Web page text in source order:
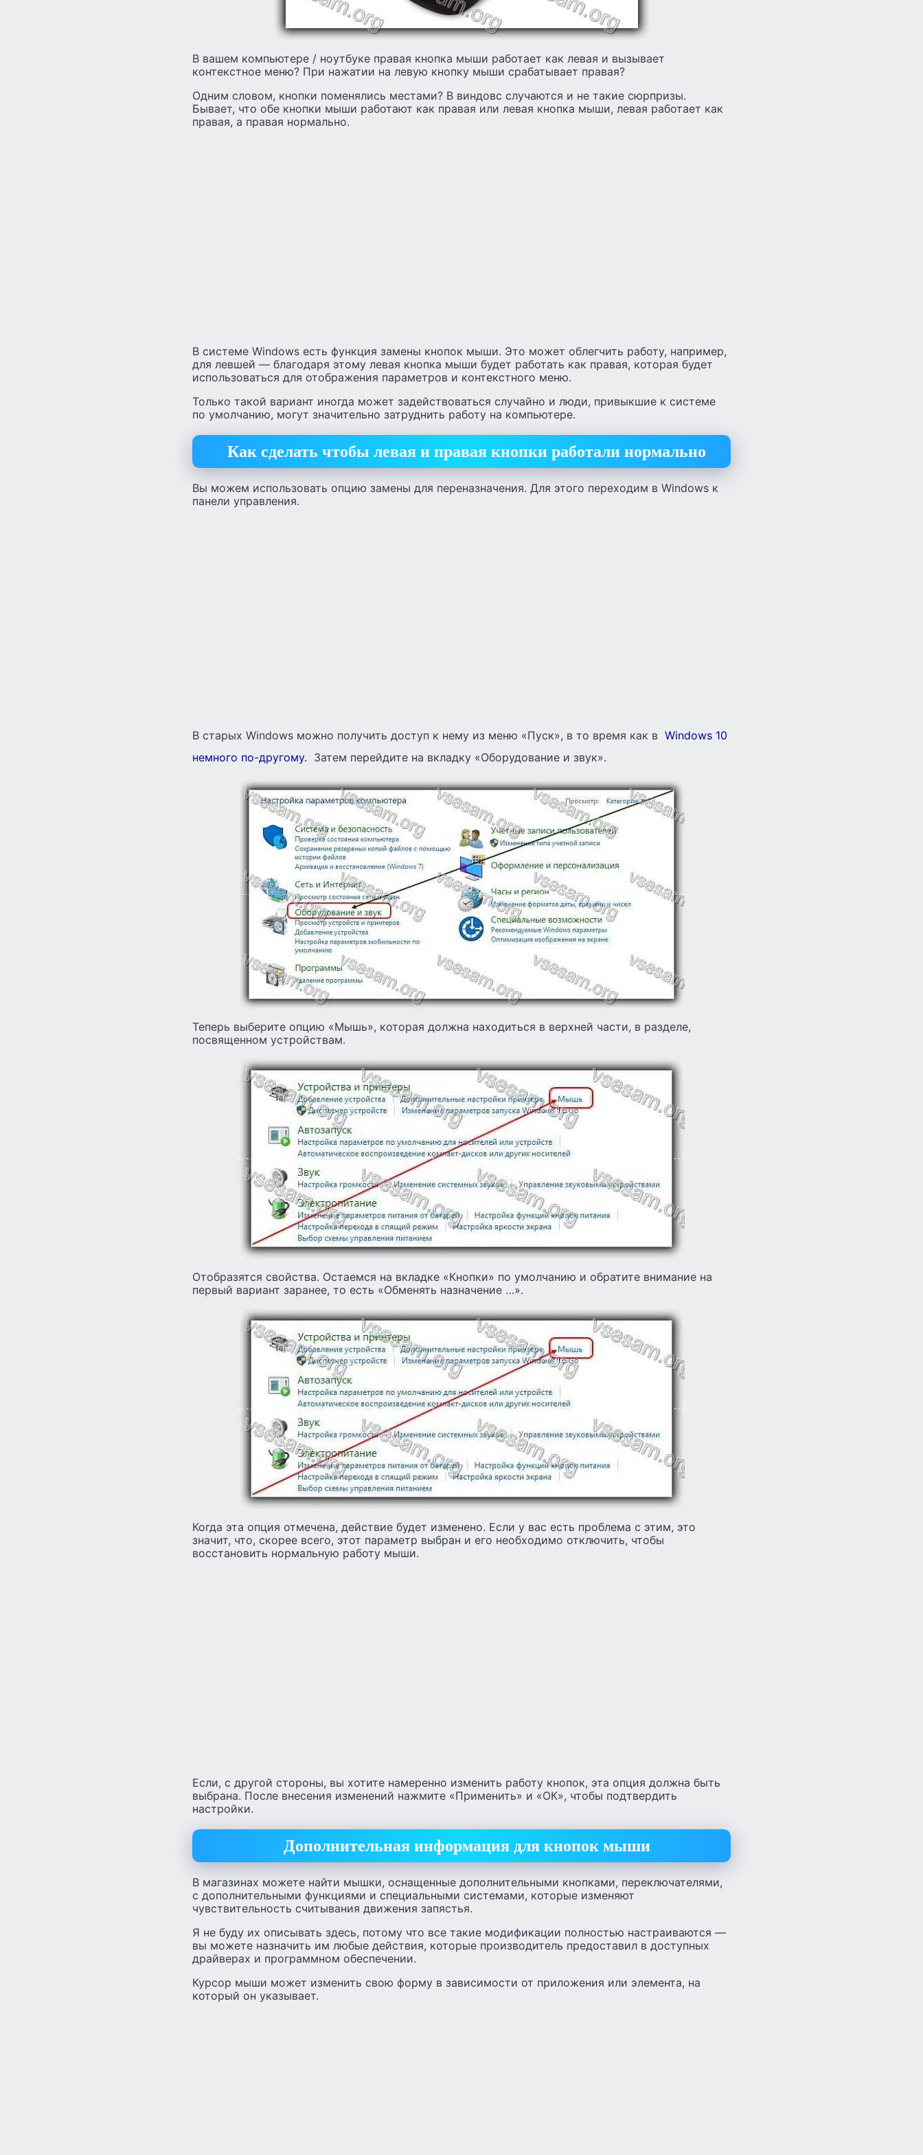
В вашем компьютере / ноутбуке правая кнопка мыши работает как левая и вызывает
контекстное меню? При нажатии на левую кнопку мыши срабатывает правая?
Одним словом, кнопки поменялись местами? В виндовс случаются и не такие сюрпризы.
Бывает, что обе кнопки мыши работают как правая или левая кнопка мыши, левая работает как
правая, а правая нормально.
В системе Windows есть функция замены кнопок мыши. Это может облегчить работу, например,
для левшей — благодаря этому левая кнопка мыши будет работать как правая, которая будет
использоваться для отображения параметров и контекстного меню.
Только такой вариант иногда может задействоваться случайно и люди, привыкшие к системе
по умолчанию, могут значительно затруднить работу на компьютере.
Как сделать чтобы левая и правая кнопки работали нормально
Вы можем использовать опцию замены для переназначения. Для этого переходим в Windows к
панели управления.
В старых Windows можно получить доступ к нему из меню «Пуск», в то время как в Windows 10
немного по-другому. Затем перейдите на вкладку «Оборудование и звук».
Теперь выберите опцию «Мышь», которая должна находиться в верхней части, в разделе,
посвященном устройствам.
Отобразятся свойства. Остаемся на вкладке «Кнопки» по умолчанию и обратите внимание на
первый вариант заранее, то есть «Обменять назначение …».
Когда эта опция отмечена, действие будет изменено. Если у вас есть проблема с этим, это
значит, что, скорее всего, этот параметр выбран и его необходимо отключить, чтобы
восстановить нормальную работу мыши.
Если, с другой стороны, вы хотите намеренно изменить работу кнопок, эта опция должна быть
выбрана. После внесения изменений нажмите «Применить» и «ОК», чтобы подтвердить
настройки.
Дополнительная информация для кнопок мыши
В магазинах можете найти мышки, оснащенные дополнительными кнопками, переключателями,
с дополнительными функциями и специальными системами, которые изменяют
чувствительность считывания движения запястья.
Я не буду их описывать здесь, потому что все такие модификации полностью настраиваются —
вы можете назначить им любые действия, которые производитель предоставил в доступных
драйверах и программном обеспечении.
Курсор мыши может изменить свою форму в зависимости от приложения или элемента, на
который он указывает.